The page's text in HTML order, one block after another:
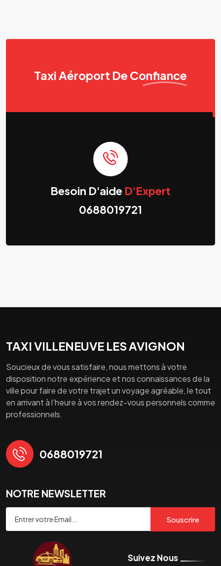
Taxi Aéroport De Confiance
Besoin D'aide D'Expert
0688019721
TAXI VILLENEUVE LES AVIGNON
Soucieux de vous satisfaire, nous mettons à votre
disposition notre expérience et nos connaissances de la
ville pour faire de votre trajet un voyage agréable, le tout
en arrivant à l’heure à vos rendez-vous personnels comme
professionnels.
0688019721
NOTRE NEWSLETTER
Souscrire
Suivez Nous